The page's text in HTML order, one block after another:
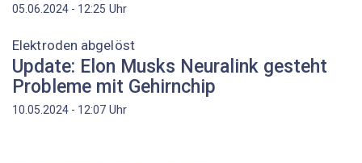
05.06.2024 - 12:25 Uhr
Elektroden abgelöst
Update: Elon Musks Neuralink gesteht
Probleme mit Gehirnchip
10.05.2024 - 12:07 Uhr